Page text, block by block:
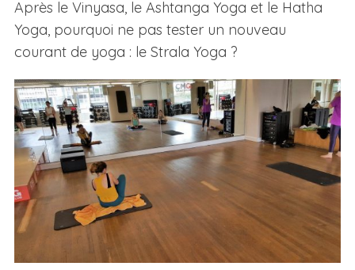
Après le Vinyasa, le Ashtanga Yoga et le Hatha
Yoga, pourquoi ne pas tester un nouveau
courant de yoga : le Strala Yoga ?